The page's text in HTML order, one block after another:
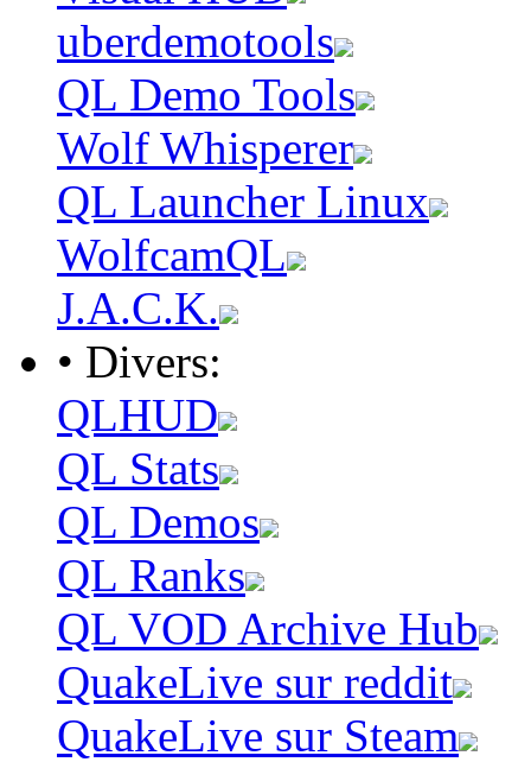
uberdemotools
QL Demo Tools
Wolf Whisperer
QL Launcher Linux
WolfcamQL
J.A.C.K.
• Divers:
QLHUD
QL Stats
QL Demos
QL Ranks
QL VOD Archive Hub
QuakeLive sur reddit
QuakeLive sur Steam